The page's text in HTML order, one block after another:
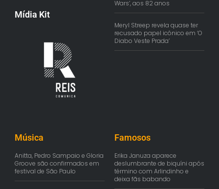
Mídia Kit
Wars’, aos 82 anos
Meryl Streep revela quase ter
recusado papel icônico em ‘O
Diabo Veste Prada’
Música
Anitta, Pedro Sampaio e Gloria
Groove são confirmados em
festival de São Paulo
Famosos
Erika Januza aparece
deslumbrante de biquíni após
término com Arlindinho e
deixa fãs babando